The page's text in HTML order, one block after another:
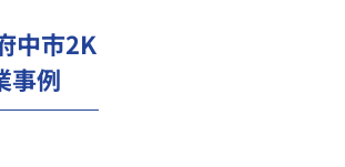
中市2K
事例